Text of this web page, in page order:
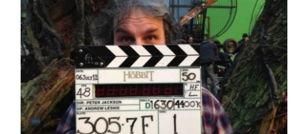
KURIUOS
TURITE
ŽINOTI
API
FILMĄ
„KAPITONAS
PHILLIPS“